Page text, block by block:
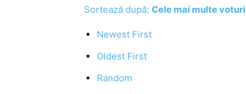
Sortează după: Cele mai multe voturi
Newest First
Oldest First
Random